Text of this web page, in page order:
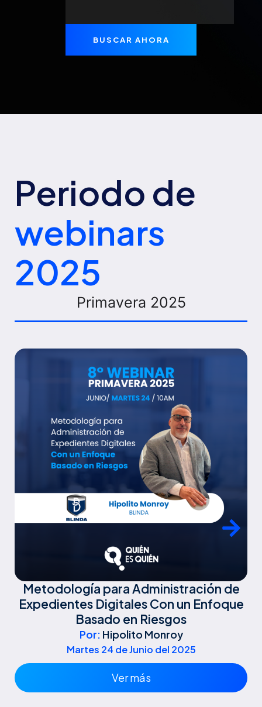
BUSCAR AHORA
Periodo de
webinars
2025
Primavera 2025
Metodología para Administración de
Expedientes Digitales Con un Enfoque
Basado en Riesgos
Por: Hipolito Monroy
Martes 24 de Junio del 2025
Ver más